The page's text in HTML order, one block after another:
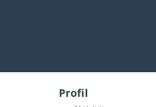
Profil